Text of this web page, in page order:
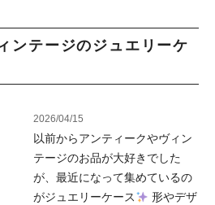
ンテージのジュエリーケ
2026/04/15
以前からアンティークやヴィン
テージのお品が大好きでした
が、最近になって集めているの
がジュエリーケース
形やデザ